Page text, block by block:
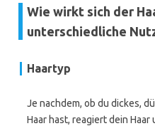
Wie wirkt sich der
unterschiedliche
Haartyp
Je nachdem, ob du dickes,
Haar hast, reagiert dein